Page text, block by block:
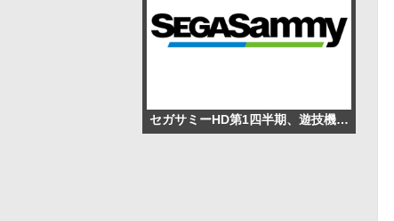
セガサミーHD第1四半期、遊技機事業が黒字転換 売上高58.5％増、経常利益28.5億円